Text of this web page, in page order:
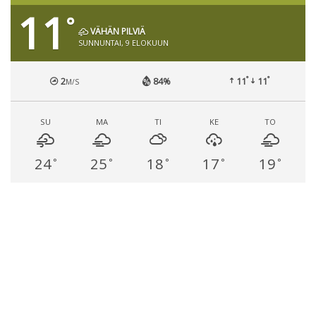
11 ° VÄHÄN PILVIÄ
SUNNUNTAI, 9 ELOKUUN
2M/S 84% 11° 11°
SU
24°
MA
25 °
TI
18 °
KE
17 °
TO
19 °